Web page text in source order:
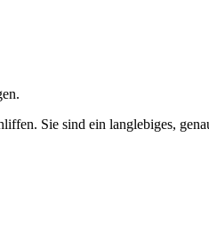
Sie sind ein langlebiges,